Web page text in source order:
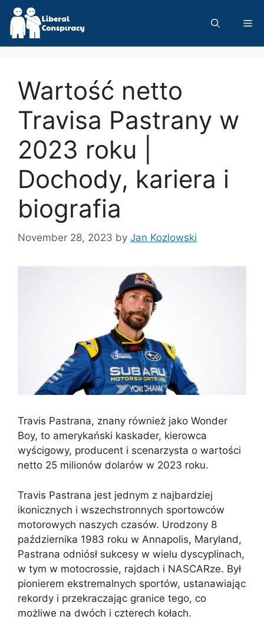
Skip
content
Wartość netto
Travisa Pastrany w
2023 roku |
Dochody, kariera i
biografia
November 28, 2023 by Jan Kozlowski
Travis Pastrana, znany również jako Wonder
Boy, to amerykański kaskader, kierowca
wyścigowy, producent i scenarzysta o wartości
netto 25 milionów dolarów w 2023 roku.
Travis Pastrana jest jednym z najbardziej
ikonicznych i wszechstronnych sportowców
motorowych naszych czasów. Urodzony 8
października 1983 roku w Annapolis, Maryland,
Pastrana odniósł sukcesy w wielu dyscyplinach,
w tym w motocrossie, rajdach i NASCARze. Był
pionierem ekstremalnych sportów, ustanawiając
rekordy i przekraczając granice tego, co
możliwe na dwóch i czterech kołach.